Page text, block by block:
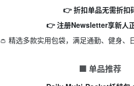
👉 折扣单品无需折扣
👉 注册Newsletter享新人
👛 精选多款实用包袋，满足通勤、健身、
🟩 单品推荐